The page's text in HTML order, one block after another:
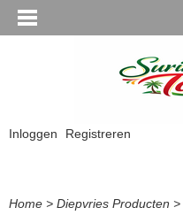
Inloggen Registreren
Home > Diepvries Producten >